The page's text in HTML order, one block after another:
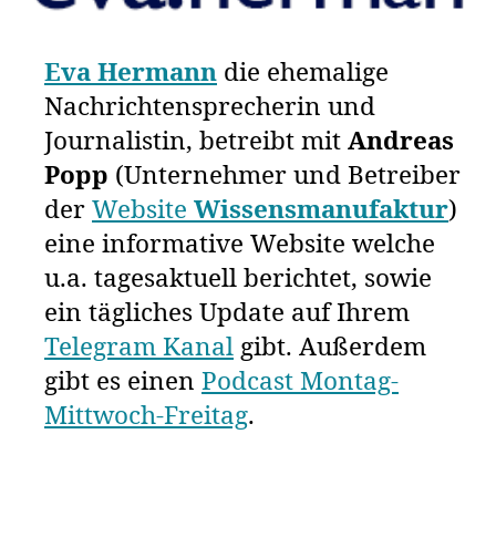
Eva Hermann die ehemalige
Nachrichtensprecherin und
Journalistin, betreibt mit Andreas
Popp (Unternehmer und Betreiber
der Website Wissensmanufaktur)
eine informative Website welche
u.a. tagesaktuell berichtet, sowie
ein tägliches Update auf Ihrem
Telegram Kanal gibt. Außerdem
gibt es einen Podcast Montag-
Mittwoch-Freitag.